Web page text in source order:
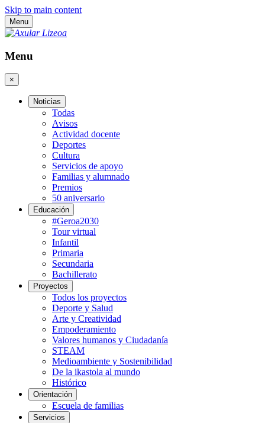
Skip to main content
Menu
Menu
×
Noticias
Todas
Avisos
Actividad docente
Deportes
Cultura
Servicios de apoyo
Familias y alumnado
Premios
50 aniversario
Educación
#Geroa2030
Tour virtual
Infantil
Primaria
Secundaria
Bachillerato
Proyectos
Todos los proyectos
Deporte y Salud
Arte y Creatividad
Empoderamiento
Valores humanos y Ciudadanía
STEAM
Medioambiente y Sostenibilidad
De la ikastola al mundo
Histórico
Orientación
Escuela de familias
Servicios